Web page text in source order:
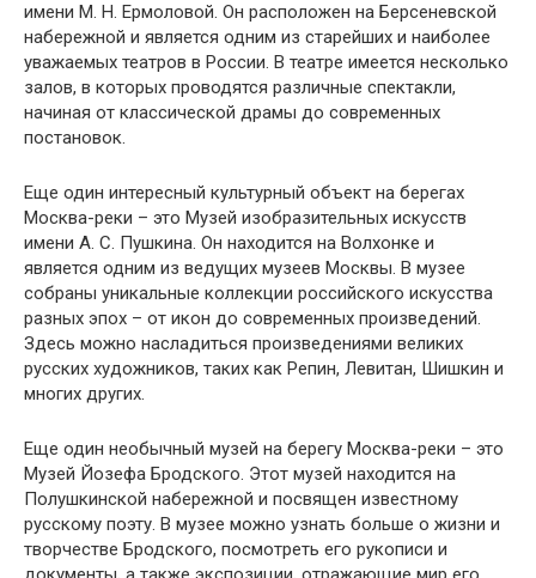
имени М. Н. Ермоловой. Он расположен на Берсеневской
набережной и является одним из старейших и наиболее
уважаемых театров в России. В театре имеется несколько
залов, в которых проводятся различные спектакли,
начиная от классической драмы до современных
постановок.
Еще один интересный культурный объект на берегах
Москва-реки – это Музей изобразительных искусств
имени А. С. Пушкина. Он находится на Волхонке и
является одним из ведущих музеев Москвы. В музее
собраны уникальные коллекции российского искусства
разных эпох – от икон до современных произведений.
Здесь можно насладиться произведениями великих
русских художников, таких как Репин, Левитан, Шишкин и
многих других.
Еще один необычный музей на берегу Москва-реки – это
Музей Йозефа Бродского. Этот музей находится на
Полушкинской набережной и посвящен известному
русскому поэту. В музее можно узнать больше о жизни и
творчестве Бродского, посмотреть его рукописи и